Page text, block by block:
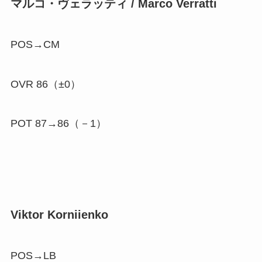
マルコ・ヴェラッティ / Marco Verratti
POS→CM
OVR 86（±0）
POT 87→86（ －1）
Viktor Korniienko
POS→LB